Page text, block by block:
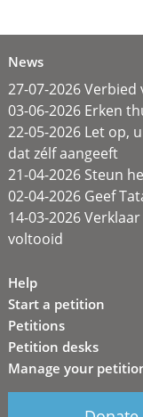
News
27-07-2026
03-06-2026 Erken
22-05-2026 Let op,
dat zélf aangeeft
21-04-2026 Steun
02-04-2026 Geef
14-03-2026
voltooid
Help
Start a petition
Petitions
Petition desks
Manage your